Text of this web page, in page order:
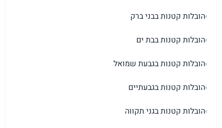
›הובלות קטנות בבני ברק
›הובלות קטנות בבת ים
›הובלות קטנות בגבעת שמואל
›הובלות קטנות בגבעתיים
›הובלות קטנות בגני תקווה